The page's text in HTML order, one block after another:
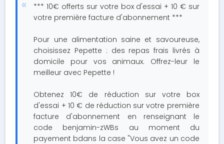
*** 10€ offerts sur votre box d'essai + 10 € sur
votre première facture d'abonnement ***
Pour une alimentation saine et savoureuse,
choisissez Pepette : des repas frais livrés à
domicile pour vos animaux. Offrez-leur le
meilleur avec Pepette !
Obtenez 10€ de réduction sur votre box
d'essai + 10 € de réduction sur votre première
facture d'abonnement en renseignant le
code benjamin-zWBs au moment du
payement bdans la case "Vous avez un code